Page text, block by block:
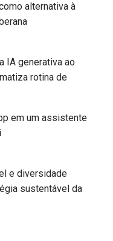
alternativa à
IA generativa ao
rotina de
em um assistente
e diversidade
sustentável da